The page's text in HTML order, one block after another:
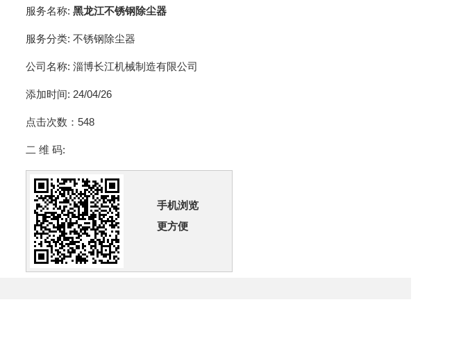
服务名称: 黑龙江不锈钢除尘器
服务分类: 不锈钢除尘器
公司名称: 淄博长江机械制造有限公司
添加时间: 24/04/26
点击次数： 548
二 维 码:
手机浏览
更方便